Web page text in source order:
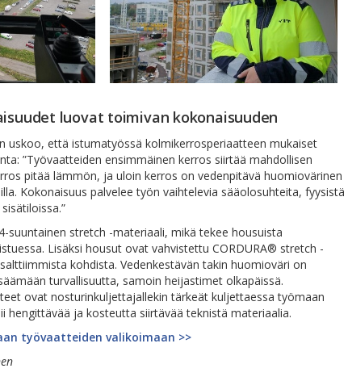
luovat toimivan kokonaisuuden
uskoo, että istumatyössä kolmikerrosperiaatteen mukaiset
”Työvaatteiden ensimmäinen kerros siirtää mahdollisen
pitää lämmön, ja uloin kerros on vedenpitävä huomiovärinen
Kokonaisuus palvelee työn vaihtelevia sääolosuhteita, fyysistä
suuntainen stretch -materiaali, mikä tekee housuista
Lisäksi housut ovat vahvistettu CORDURA® stretch -
kohdista. Vedenkestävän takin huomioväri on
turvallisuutta, samoin heijastimet olkapäissä.
ovat nosturinkuljettajallekin tärkeät kuljettaessa työmaan
hengittävää ja kosteutta siirtävää teknistä materiaalia.
työvaatteiden valikoimaan >>